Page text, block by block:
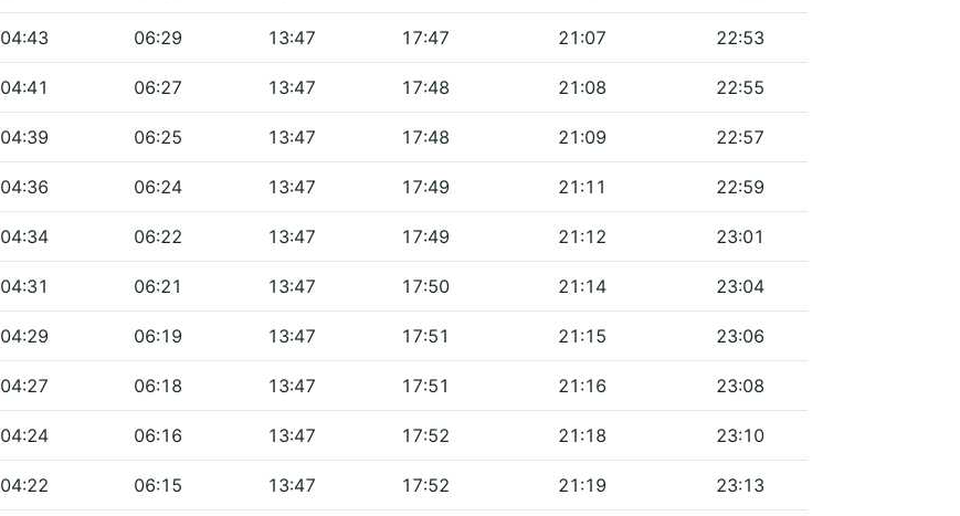
04:43 06:29 13:47 17:47 21:07 22:53
04:41 06:27 13:47 17:48 21:08 22:55
04:39 06:25 13:47 17:48 21:09 22:57
04:36 06:24 13:47 17:49 21:11 22:59
04:34 06:22 13:47 17:49 21:12 23:01
04:31 06:21 13:47 17:50 21:14 23:04
04:29 06:19 13:47 17:51 21:15 23:06
04:27 06:18 13:47 17:51 21:16 23:08
04:24 06:16 13:47 17:52 21:18 23:10
04:22 06:15 13:47 17:52 21:19 23:13